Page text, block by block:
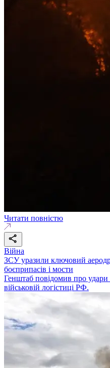
Читати повністю
Війна
ЗСУ уразили ключовий
боєприпасів і мости
Генштаб повідомив про
військовій логістиці РФ.